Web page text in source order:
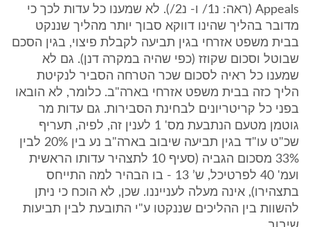
Appeals (ראה: נ1/ ו- נ2/). לא שמענו כל עדות לכך כי
מדובר בהליך שהינו דווקא סבוך יותר מהליך שננקט
בבית משפט אזרחי בגין תביעה לקבלת פיצוי, בגין הסכם
שבוטל וסכום שקוזז (כפי שהיה במקרה דנן). גם לא
שמענו כל ראיה לסכום שכר הטרחה הסביר לנקיטת
הליך כזה בבית משפט אזרחי בארה"ב. כלומר, לא הובאו
בפני כל קריטריונים לבחינת הסבירות. גם עדות מר
גוטמן מטעם הנתבעת מס' 1 לענין זה, לפיה, תעריף
שכ"ט עו"ד בגין תביעה שיבוב בארה"ב נע בין 20% לבין
33% מסכום הגביה (סעיף 10 לתצהיר עדותו הראשית
ועמ' 40 לפרטיכל, ש’ 13 - בו הבהיר למה התייחס
בתצהירו), אינה מעלה לענייננו. שכן, לא הוכח כי ניתן
להשוות בין ההליכים שננקטו ע"י התובעת לבין תביעות